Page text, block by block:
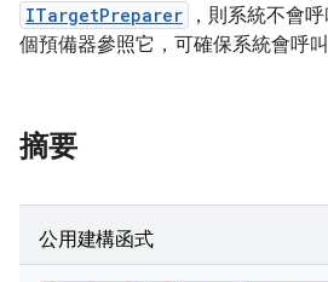
ITargetPreparer
，則系統不會
個預備器參照它，可確保系統會呼
摘要
公用建構函式